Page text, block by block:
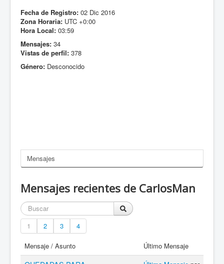
Fecha de Registro: 02 Dic 2016
Zona Horaria: UTC +0:00
Hora Local: 03:59
Mensajes: 34
Vistas de perfil: 378
Género: Desconocido
Mensajes
Mensajes recientes de CarlosMan
1 2 3 4
Mensaje / Asunto Último Mensaje